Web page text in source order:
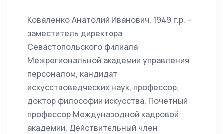
Коваленко Анатолий Иванович, 1949 г.р. –
заместитель директора
Севастопольского филиала
Межрегиональной академии управления
персоналом, кандидат
искусствоведческих наук, профессор,
доктор философии искусства, Почетный
профессор Международной кадровой
академии, Действительный член